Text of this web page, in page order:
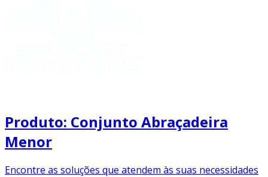
Produto: Conjunto Abraçadeira
Menor
Encontre as soluções que atendem às suas necessidades